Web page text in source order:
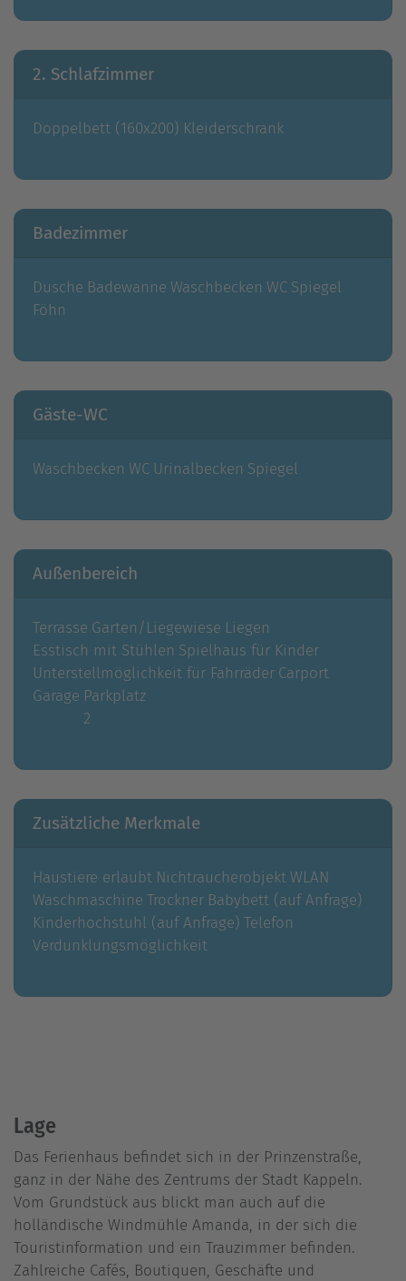
2. Schlafzimmer
Doppelbett (160x200) Kleiderschrank
Badezimmer
Dusche Badewanne Waschbecken WC Spiegel
Föhn
Gäste-WC
Waschbecken WC Urinalbecken Spiegel
Außenbereich
Terrasse Garten/Liegewiese Liegen
Esstisch mit Stühlen Spielhaus für Kinder
Unterstellmöglichkeit für Fahrräder Carport
Garage Parkplatz
2
Zusätzliche Merkmale
Haustiere erlaubt NichtraucherobjektWLAN
Waschmaschine Trockner Babybett (auf Anfrage)
Kinderhochstuhl (auf Anfrage) Telefon
Verdunklungsmöglichkeit
Lage
Das Ferienhaus befindet sich in der Prinzenstraße,
ganz in der Nähe des Zentrums der Stadt Kappeln.
Vom Grundstück aus blickt man auch auf die
holländische Windmühle Amanda, in der sich die
Touristinformation und ein Trauzimmer befinden.
Zahlreiche Cafés, Boutiquen, Geschäfte und